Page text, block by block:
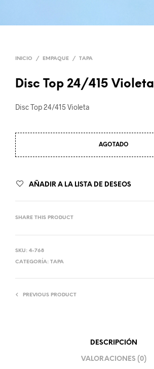
INICIO / EMPAQUE / TAPA
Disc Top 24/415 Violeta
Disc Top 24/415 Violeta
AGOTADO
AÑADIR A LA LISTA DE DESEOS
SHARE THIS PRODUCT
SKU: 4-768
CATEGORÍA: TAPA
PREVIOUS PRODUCT
DESCRIPCIÓN
VALORACIONES (0)